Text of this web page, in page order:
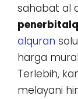
sahabat al
alquran
harga
Terlebih,
melayani